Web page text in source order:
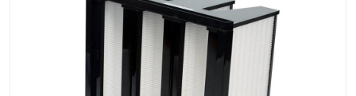
GMP车间净化
生命工程